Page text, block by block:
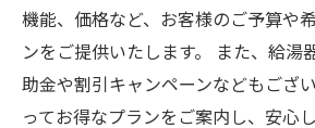
機能、価格など、お客様のご予算や
ンをご提供いたします。 また、給湯
助金や割引キャンペーンなどもござ
ってお得なプランをご案内し、安心